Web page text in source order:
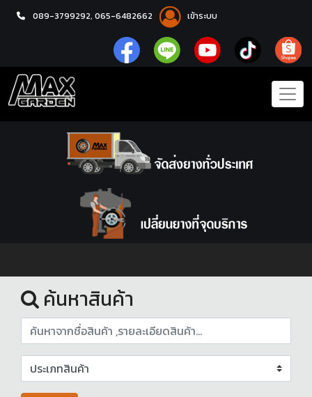
089-3799292, 065-6482662 เข้าระบบ
หน้าแรก
ค้นหาสินค้า